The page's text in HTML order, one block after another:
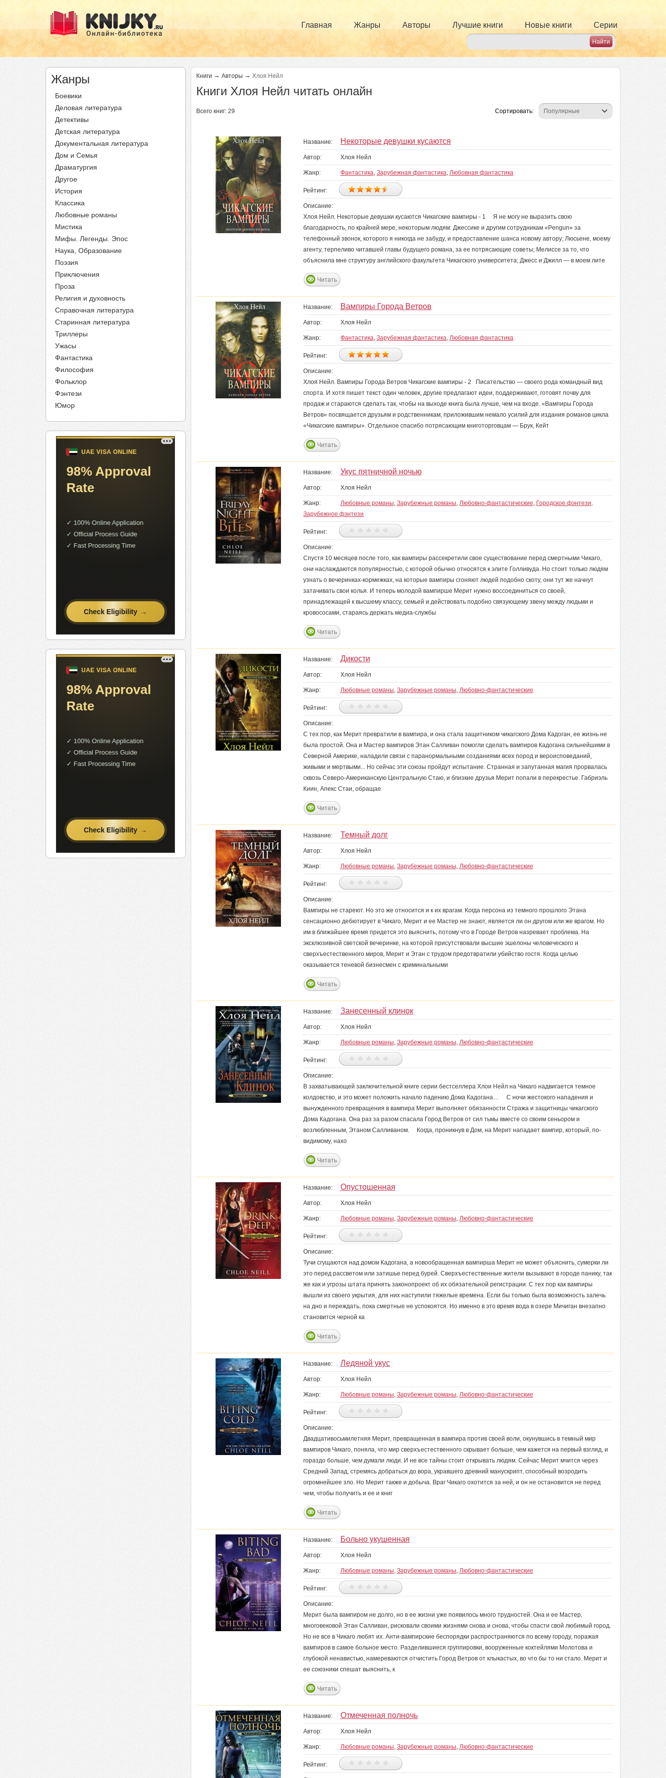
Главная Жанры Авторы Лучшие книги Новые книги Серии
Жанры
Боевики
Деловая литература
Детективы
Детская литература
Документальная литература
Дом и Семья
Драматургия
Другое
История
Классика
Любовные романы
Мистика
Мифы. Легенды. Эпос
Наука, Образование
Поэзия
Приключения
Проза
Религия и духовность
Справочная литература
Старинная литература
Триллеры
Ужасы
Фантастика
Философия
Фольклор
Фэнтези
Юмор
Книги → Авторы → Хлоя Нейл
Книги Хлоя Нейл читать онлайн
Всего книг: 29 Сортировать:
Название: Некоторые девушки кусаются
Автор: Хлоя Нейл
Жанр: Фантастика, Зарубежная фантастика, Любовная фантастика
Рейтинг:
Описание:
Хлоя Нейл. Некоторые девушки кусаются Чикагские вампиры - 1 Я не могу не выразить свою
благодарность, по крайней мере, некоторым людям: Джессике и другим сотрудникам «Pengun» за
телефонный звонок, которого я никогда не забуду, и предоставление шанса новому автору; Люсьене, моему
агенту, терпеливо читавшей главы будущего романа, за ее потрясающие советы; Мелиссе за то, что
объяснила мне структуру английского факультета Чикагского университета; Джесс и Джилл — в моем лите
Читать
Название: Вампиры Города Ветров
Автор: Хлоя Нейл
Жанр: Фантастика, Зарубежная фантастика, Любовная фантастика
Рейтинг:
Описание:
Хлоя Нейл. Вампиры Города Ветров Чикагские вампиры - 2 Писательство — своего рода командный вид
спорта. И хотя пишет текст один человек, другие предлагают идеи, поддерживают, готовят почву для
продаж и стараются сделать так, чтобы на выходе книга была лучше, чем на входе. «Вампиры Города
Ветров» посвящается друзьям и родственникам, приложившим немало усилий для издания романов цикла
«Чикагские вампиры». Отдельное спасибо потрясающим книготорговцам — Брук, Кейт
Читать
Название: Укус пятничной ночью
Автор: Хлоя Нейл
Жанр: Любовные романы, Зарубежные романы, Любовно-фантастические, Городское фэнтези,
Зарубежное фэнтези
Рейтинг:
Описание:
Спустя 10 месяцев после того, как вампиры рассекретили свое существование перед смертными Чикаго,
они наслаждаются популярностью, с которой обычно относятся к элите Голливуда. Но стоит только людям
узнать о вечеринках-кормежках, на которые вампиры сгоняют людей подобно скоту, они тут же начнут
затачивать свои колья. И теперь молодой вампирше Мерит нужно воссоединиться со своей,
принадлежащей к высшему классу, семьей и действовать подобно связующему звену между людьми и
кровососами, стараясь держать медиа-службы
Читать
Название: Дикости
Автор: Хлоя Нейл
Жанр: Любовные романы, Зарубежные романы, Любовно-фантастические
Рейтинг:
Описание:
С тех пор, как Мерит превратили в вампира, и она стала защитником чикагского Дома Кадоган, ее жизнь не
была простой. Она и Мастер вампиров Этан Салливан помогли сделать вампиров Кадогана сильнейшими в
Северной Америке, наладили связи с паранормальными созданиями всех пород и вероисповеданий,
живыми и мертвыми... Но сейчас эти союзы пройдут испытание. Странная и запутанная магия прорвалась
сквозь Северо-Американскую Центральную Стаю, и близкие друзья Мерит попали в перекрестье. Габриэль
Киин, Апекс Стаи, обращае
Читать
Название: Темный долг
Автор: Хлоя Нейл
Жанр: Любовные романы, Зарубежные романы, Любовно-фантастические
Рейтинг:
Описание:
Вампиры не стареют. Но это же относится и к их врагам. Когда персона из темного прошлого Этана
сенсационно дебютирует в Чикаго, Мерит и ее Мастер не знают, является ли он другом или же врагом. Но
им в ближайшее время придется это выяснить, потому что в Городе Ветров назревает проблема. На
эксклюзивной светской вечеринке, на которой присутствовали высшие эшелоны человеческого и
сверхъестественного миров, Мерит и Этан с трудом предотвратили убийство гостя. Когда целью
оказывается теневой бизнесмен с криминальными
Читать
Название: Занесенный клинок
Автор: Хлоя Нейл
Жанр: Любовные романы, Зарубежные романы, Любовно-фантастические
Рейтинг:
Описание:
В захватывающей заключительной книге серии бестселлера Хлои Нейл на Чикаго надвигается темное
колдовство, и это может положить начало падению Дома Кадогана… С ночи жестокого нападения и
вынужденного превращения в вампира Мерит выполняет обязанности Стража и защитницы чикагского
Дома Кадогана. Она раз за разом спасала Город Ветров от сил тьмы вместе со своим сеньором и
возлюбленным, Этаном Салливаном. Когда, проникнув в Дом, на Мерит нападает вампир, который, по-
видимому, нахо
Читать
Название: Опустошенная
Автор: Хлоя Нейл
Жанр: Любовные романы, Зарубежные романы, Любовно-фантастические
Рейтинг:
Описание:
Тучи сгущаются над домом Кадогана, а новообращенная вампирша Мерит не может объяснить, сумерки ли
это перед рассветом или затишье перед бурей. Сверхъестественные жители вызывают в городе панику, так
же как и угрозы штата принять законопроект об их обязательной регистрации. С тех пор как вампиры
вышли из своего укрытия, для них наступили тяжелые времена. Если бы только была возможность залечь
на дно и переждать, пока смертные не успокоятся. Но именно в это время вода в озере Мичиган внезапно
становится черной ка
Читать
Название: Ледяной укус
Автор: Хлоя Нейл
Жанр: Любовные романы, Зарубежные романы, Любовно-фантастические
Рейтинг:
Описание:
Двадцативосьмилетняя Мерит, превращенная в вампира против своей воли, окунувшись в темный мир
вампиров Чикаго, поняла, что мир сверхъестественного скрывает больше, чем кажется на первый взгляд, и
гораздо больше, чем думали люди. И не все тайны стоит открывать людям. Сейчас Мерит мчится через
Средний Запад, стремясь добраться до вора, укравшего древний манускрипт, способный возродить
огромнейшее зло. Но Мерит также и добыча. Враг Чикаго охотится за ней, и он не остановится не перед
чем, чтобы получить и ее и книг
Читать
Название: Больно укушенная
Автор: Хлоя Нейл
Жанр: Любовные романы, Зарубежные романы, Любовно-фантастические
Рейтинг:
Описание:
Мерит была вампиром не долго, но в ее жизни уже появилось много трудностей. Она и ее Мастер,
многовековой Этан Салливан, рисковали своими жизнями снова и снова, чтобы спасти свой любимый город.
Но не все в Чикаго любят их. Анти-вампирские беспорядки распространяются по всему городу, поражая
вампиров в самое больное место. Разделившиеся группировки, вооруженные коктейлями Молотова и
глубокой ненавистью, намереваются отчистить Город Ветров от клыкастых, во что бы то ни стало. Мерит и
ее союзники спешат выяснить, к
Читать
Название: Отмеченная полночь
Автор: Хлоя Нейл
Жанр: Любовные романы, Зарубежные романы, Любовно-фантастические
Рейтинг:
Страницы